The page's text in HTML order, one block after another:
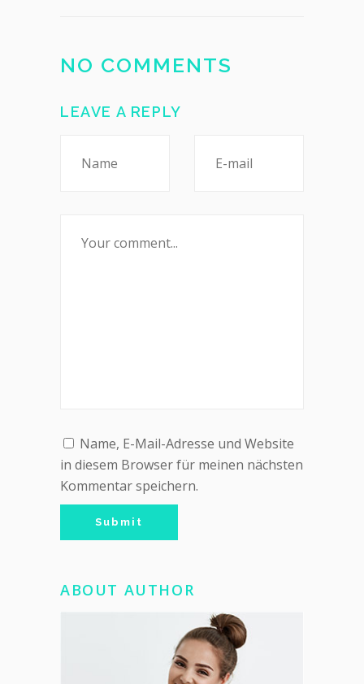
NO COMMENTS
LEAVE A REPLY
Name, E-Mail-Adresse und Website
in diesem Browser für meinen nächsten
Kommentar speichern.
ABOUT AUTHOR